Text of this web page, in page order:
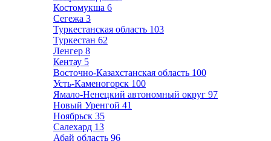
Костомукша 6
Сегежа 3
Туркестанская область 103
Туркестан 62
Ленгер 8
Кентау 5
Восточно-Казахстанская область 100
Усть-Каменогорск 100
Ямало-Ненецкий автономный округ 97
Новый Уренгой 41
Ноябрьск 35
Салехард 13
Абай область 96